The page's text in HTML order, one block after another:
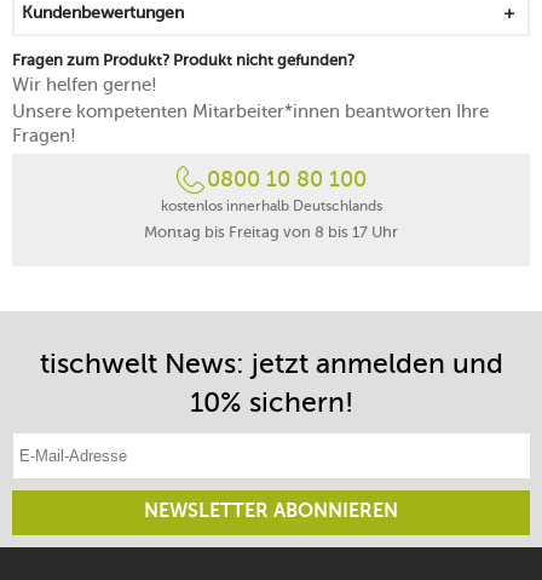
Kundenbewertungen
Fragen zum Produkt? Produkt nicht gefunden?
Wir helfen gerne!
Unsere kompetenten Mitarbeiter*innen beantworten Ihre
Fragen!
0800 10 80 100
kostenlos innerhalb Deutschlands
Montag bis Freitag von 8 bis 17 Uhr
tischwelt News: jetzt anmelden und
10% sichern!
NEWSLETTER ABONNIEREN